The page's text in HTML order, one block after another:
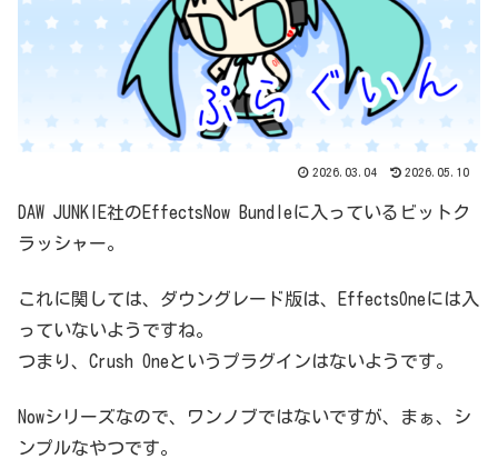
2026.03.04 2026.05.10
DAW JUNKIE社のEffectsNow Bundleに入っているビットク
ラッシャー。
これに関しては、ダウングレード版は、EffectsOneには入
っていないようですね。
つまり、Crush Oneというプラグインはないようです。
Nowシリーズなので、ワンノブではないですが、まぁ、シ
ンプルなやつです。